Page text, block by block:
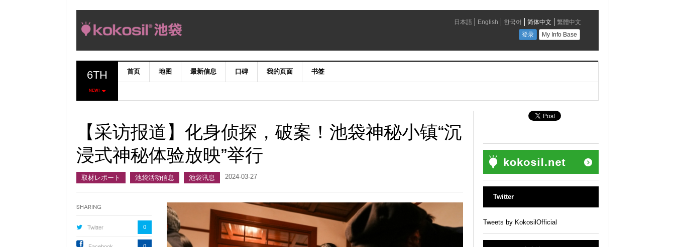
6TH
NEW!
首页 地图 最新信息 口碑 我的页面 书签
【采访报道】化身侦探，破案！池袋神秘小镇“沉
浸式神秘体验放映”举行
取材レポート 池袋活动信息 池袋讯息 2024-03-27
Sharing
Twitter 0
Twitter
Tweets by KokosilOfficial